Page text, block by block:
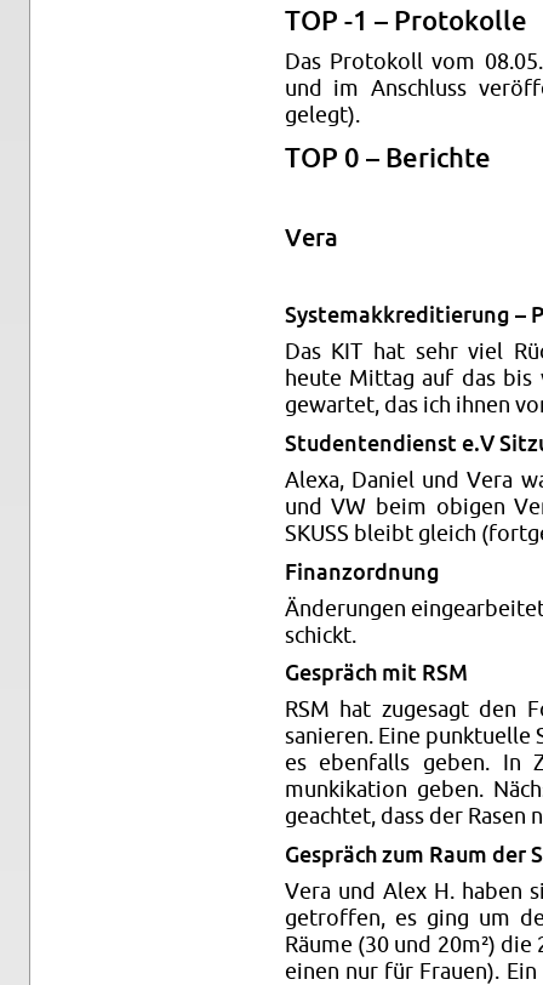
TOP -1 – Pro­tokolle
Das Pro­tokoll vom
und im An­schluss
gelegt).
TOP 0 – Berichte
Vera
Sys­temakkred­i­tierung –
Das KIT hat sehr viel
heute Mit­tag auf das bis
gewartet, das ich ihnen
Stu­den­ten­di­enst e.V
Alexa, Daniel und Vera
und VW beim obi­gen
SKUSS bleibt gle­ich
Fi­nan­zord­nung
Änderun­gen
schickt.
Gespräch mit RSM
RSM hat zuge­sagt den
sanieren. Eine punk­tuelle
es eben­falls geben. In
munkika­tion geben.
geachtet, dass der Rasen
Gespräch zum Raum der
Vera und Alex H. haben
getrof­fen, es ging um
Räume (30 und 20m²)
einen nur für Frauen).